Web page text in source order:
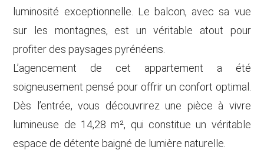
luminosité exceptionnelle. Le balcon, avec sa vue
sur les montagnes, est un véritable atout pour
profiter des paysages pyrénéens.
L’agencement de cet appartement a été
soigneusement pensé pour offrir un confort optimal.
Dès l’entrée, vous découvrirez une pièce à vivre
lumineuse de 14,28 m², qui constitue un véritable
espace de détente baigné de lumière naturelle.